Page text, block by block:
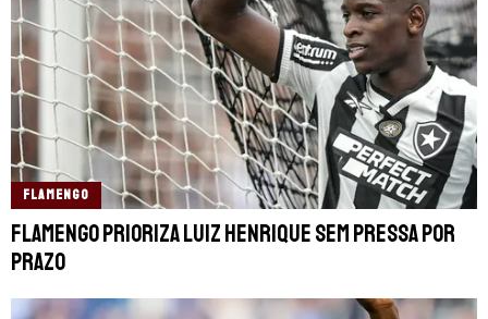
FLAMENGO
Flamengo prioriza Luiz Henrique sem pressa por
prazo